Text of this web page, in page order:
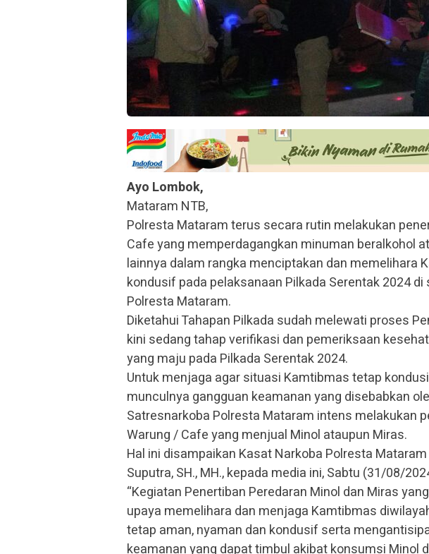
Ayo Lombok,
Mataram NTB,
Polresta Mataram terus secara rutin melakukan
Cafe yang memperdagangkan minuman beralkohol
lainnya dalam rangka menciptakan dan memelihara
kondusif pada pelaksanaan Pilkada Serentak 2024
Polresta Mataram.
Diketahui Tahapan Pilkada sudah melewati proses
kini sedang tahap verifikasi dan pemeriksaan
yang maju pada Pilkada Serentak 2024.
Untuk menjaga agar situasi Kamtibmas tetap
munculnya gangguan keamanan yang disebabkan
Satresnarkoba Polresta Mataram intens melakukan
Warung / Cafe yang menjual Minol ataupun Miras.
Hal ini disampaikan Kasat Narkoba Polresta
Suputra, SH., MH., kepada media ini, Sabtu (31/08/
“Kegiatan Penertiban Peredaran Minol dan Miras
upaya memelihara dan menjaga Kamtibmas
tetap aman, nyaman dan kondusif serta
keamanan yang dapat timbul akibat konsumsi Minol